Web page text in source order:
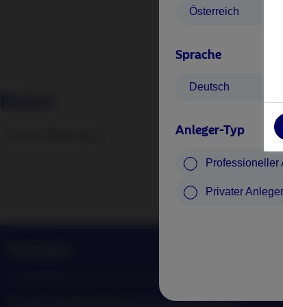
Österreich
Sprache
Deutsch
Anleger-Typ
Professioneller
Privater Anleger
Cookie-
Nordea Asset Management ist einer der größten